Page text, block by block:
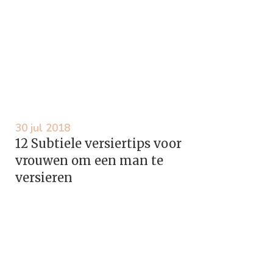
30 jul 2018
12 Subtiele versiertips voor
vrouwen om een man te
versieren